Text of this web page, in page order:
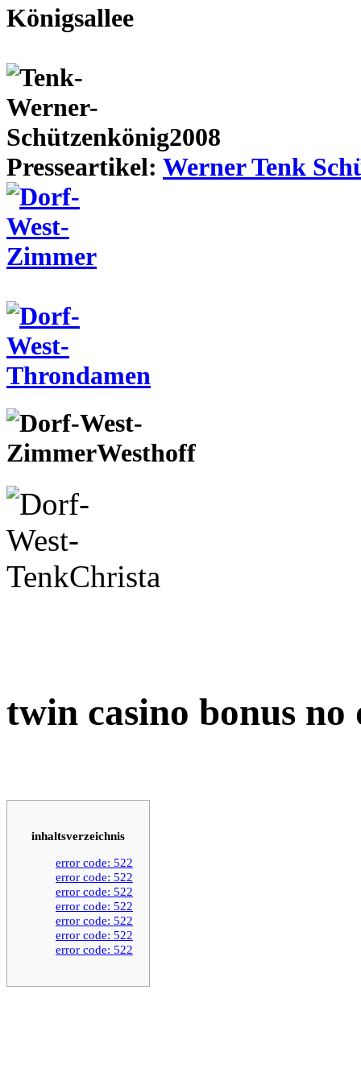
Presseartikel: Werner Tenk
twin casino bonus no
inhaltsverzeichnis
error code: 522
error code: 522
error code: 522
error code: 522
error code: 522
error code: 522
error code: 522